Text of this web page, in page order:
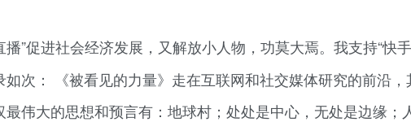
”促进社会经济发展，又解放小人物，功莫大焉。我支持“快
次： 《被看见的力量》走在互联网和社交媒体研究的前沿，
伟大的思想和预言有：地球村；处处是中心，无处是边缘；